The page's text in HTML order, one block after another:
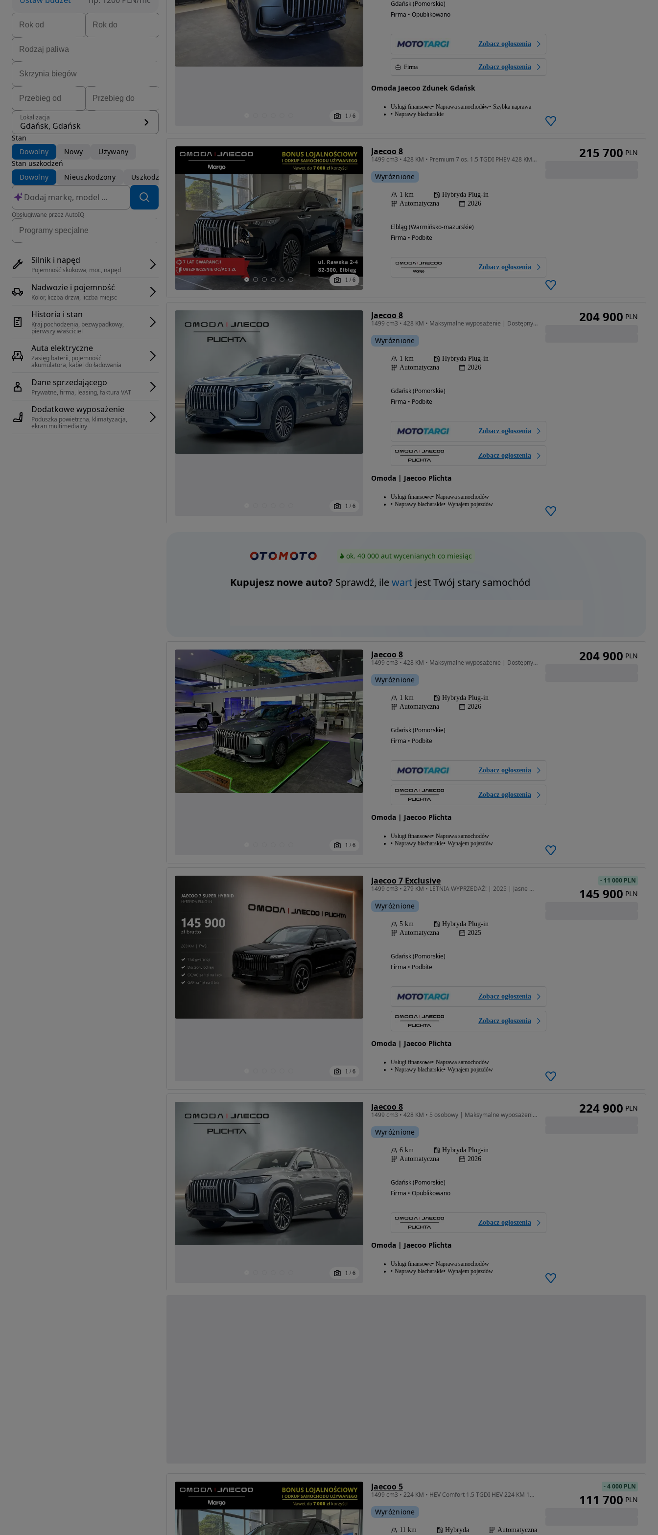
Lokalizacja
Gdańsk, Gdańsk
Stan
Dowolny
Nowy
Używany
Stan uszkodzeń
Dowolny
Nieuszkodzony Uszkodzony
Obsługiwane przez AutoIQ
Silnik i napęd
Pojemność skokowa, moc, napęd
Nadwozie i pojemność
Kolor, liczba drzwi, liczba miejsc
Historia i stan
Kraj pochodzenia, bezwypadkowy,
pierwszy właściciel
Auta elektryczne
Zasięg baterii, pojemność
akumulatora, kabel do ładowania
Dane sprzedającego
Prywatne, firma, leasing, faktura VAT
Dodatkowe wyposażenie
Poduszka powietrzna, klimatyzacja,
ekran multimedialny
1 / 6
Gdańsk (Pomorskie)
Firma • Opublikowano
Zobacz ogłoszenia
Firma Zobacz ogłoszenia
Omoda Jaecoo Zdunek Gdańsk
Usługi finansowe Naprawa samochodów Szybka naprawa
Naprawy blacharskie
1 / 6
Jaecoo 8
1499 cm3 • 428 KM • Premium 7 os. 1.5 TGDI PHEV 428 KM 3DHT
Wyróżnione
1 km
Hybryda Plug-in
Automatyczna
2026
Elbląg (Warmińsko-mazurskie)
Firma • Podbite
Zobacz ogłoszenia
215 700 PLN
1 / 6
Jaecoo 8
1499 cm3 • 428 KM • Maksymalne wyposażenie | Dostępny od ręki | PLICHTA
Wyróżnione
1 km
Hybryda Plug-in
Automatyczna
2026
Gdańsk (Pomorskie)
Firma • Podbite
Zobacz ogłoszenia
Zobacz ogłoszenia
Omoda | Jaecoo Plichta
Usługi finansowe Naprawa samochodów
Naprawy blacharskie Wynajem pojazdów
204 900 PLN
ok. 40 000 aut wycenianych co miesiąc
Kupujesz nowe auto? Sprawdź, ilewartjest Twój stary samochód
1 / 6
Jaecoo 8
1499 cm3 • 428 KM • Maksymalne wyposażenie | Dostępny od ręki | PLICHTA
Wyróżnione
1 km
Hybryda Plug-in
Automatyczna
2026
Gdańsk (Pomorskie)
Firma • Podbite
Zobacz ogłoszenia
Zobacz ogłoszenia
Omoda | Jaecoo Plichta
Usługi finansowe Naprawa samochodów
Naprawy blacharskie Wynajem pojazdów
204 900 PLN
1 / 6
Jaecoo 7 Exclusive
1499 cm3 • 279 KM • LETNIA WYPRZEDAŻ! | 2025 | Jasne Wnętrze | PLUG-IN | PLICHTA
Wyróżnione
5 km
Hybryda Plug-in
Automatyczna
2025
Gdańsk (Pomorskie)
Firma • Podbite
Zobacz ogłoszenia
Zobacz ogłoszenia
Omoda | Jaecoo Plichta
Usługi finansowe Naprawa samochodów
Naprawy blacharskie Wynajem pojazdów
- 11 000 PLN
145 900 PLN
1 / 6
Jaecoo 8
1499 cm3 • 428 KM • 5 osobowy | Maksymalne wyposażenie | Od ręki | PLICHTA
Wyróżnione
6 km
Hybryda Plug-in
Automatyczna
2026
Gdańsk (Pomorskie)
Firma • Opublikowano
Zobacz ogłoszenia
Omoda | Jaecoo Plichta
Usługi finansowe Naprawa samochodów
Naprawy blacharskie Wynajem pojazdów
224 900 PLN
Jaecoo 5
1499 cm3 • 224 KM • HEV Comfort 1.5 TGDI HEV 224 KM 1DHT
Wyróżnione
11 km Hybryda
Automatyczna
-4 000 PLN
111 700 PLN